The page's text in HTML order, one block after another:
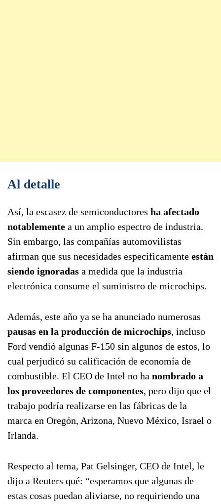
Al detalle
Así, la escasez de semiconductores ha afectado
notablemente a un amplio espectro de industria.
Sin embargo, las compañías automovilistas
afirman que sus necesidades específicamente están
siendo ignoradas a medida que la industria
electrónica consume el suministro de microchips.
Además, este año ya se ha anunciado numerosas
pausas en la producción de microchips, incluso
Ford vendió algunas F-150 sin algunos de estos, lo
cual perjudicó su calificación de economía de
combustible. El CEO de Intel no ha nombrado a
los proveedores de componentes, pero dijo que el
trabajo podría realizarse en las fábricas de la
marca en Oregón, Arizona, Nuevo México, Israel o
Irlanda.
Respecto al tema, Pat Gelsinger, CEO de Intel, le
dijo a Reuters qué: “esperamos que algunas de
estas cosas puedan aliviarse, no requiriendo una